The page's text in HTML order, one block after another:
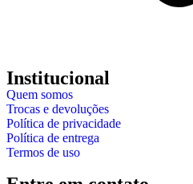
Institucional
Quem somos
Trocas e devoluções
Política de privacidade
Política de entrega
Termos de uso